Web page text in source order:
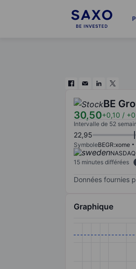
BE
30,50+0,10 /
Intervalle de 52
22,95
SymboleBEGR:xome
15 minutes différées
Données fournies
Graphique